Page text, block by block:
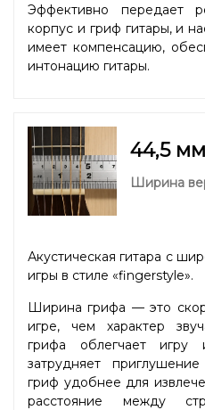
Эффективно передает
корпус и гриф гитары, и
имеет компенсацию,
интонацию гитары.
44,5 мм
Ширина
Акустическая гитара с
игры в стиле «fingerstyle».
Ширина грифа — это
игре, чем характер
грифа облегчает
затрудняет
гриф удобнее для
расстояние между